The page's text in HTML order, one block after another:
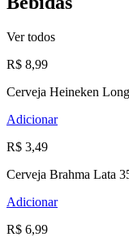
Ver todos
R$ 8,99
Cerveja Heineken
Adicionar
R$ 3,49
Cerveja Brahma Lata
Adicionar
R$ 6,99